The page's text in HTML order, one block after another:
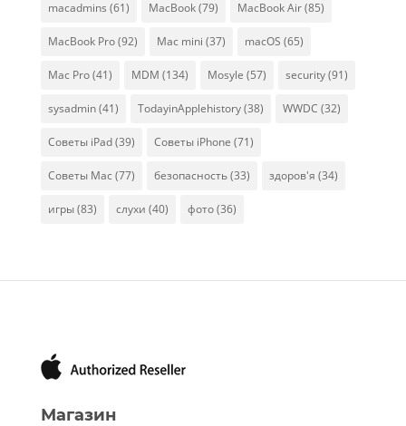
macadmins (61) MacBook(79) MacBook Air(85)
MacBook Pro(92) Mac mini (37) macOS (65)
Mac Pro(41) MDM (134) Mosyle (57) security(91)
sysadmin(41) TodayinApplehistory(38) WWDC (32)
Советы iPad(39) Советы iPhone (71)
Советы Mac (77) безопасность(33) здоров'я (34)
игры(83) слухи (40) фото(36)
Магазин